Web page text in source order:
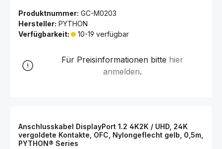
Produktnummer: GC-M0203
Hersteller: PYTHON
Verfügbarkeit:
10-19 verfügbar
Für Preisinformationen bitte hier
anmelden.
Anschlusskabel DisplayPort 1.2 4K2K / UHD, 24K
vergoldete Kontakte, OFC, Nylongeflecht gelb, 0,5m,
PYTHON® Series